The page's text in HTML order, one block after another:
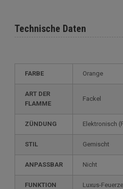
Technische Daten
FARBE Orange
ART DER
FLAMME
Fackel
ZÜNDUNG elektronisch
STIL gemischt
ANPASSBAR nicht
FUNKTION luxus-